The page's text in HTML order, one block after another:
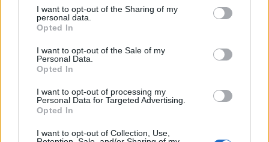
not limited to your visit or usage behaviour. You may click to
grant or deny consent to Google and its third-party tags to
use your data for below specified purposes in below Google
consent section.
I want to opt-out of the Sharing of my
personal data.
Opted In
I want to opt-out of the Sale of my
Personal Data.
Opted In
I want to opt-out of processing my
Personal Data for Targeted Advertising.
Opted In
I want to opt-out of Collection, Use,
Οι δυτικές χώρες, μετά την εισβολή του ρωσικού
στρατού στην Ουκρανία την 24η Φεβρουαρίου,
ομοβροντία κυρώσεων προορισμένων να
στραγγαλίσουν την οικονομία της.
Όμως «η ρωσική κεντρική τράπεζα και αυτοί που